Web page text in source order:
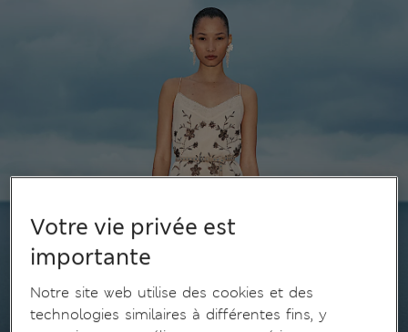
Votre vie privée est
importante
Notre site web utilise des cookies et des
technologies similaires à différentes fins, y